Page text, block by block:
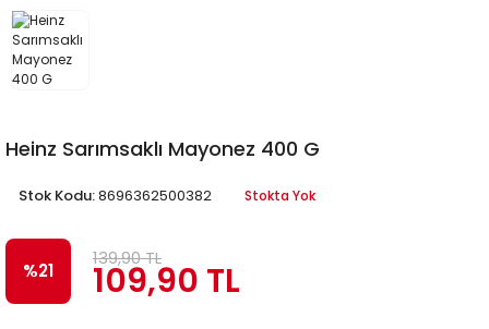
Heinz Sarımsaklı Mayonez 400 G
Stok Kodu:8696362500382 Stokta Yok
%21
139,90 TL
109,90 TL